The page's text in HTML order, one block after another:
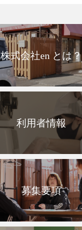
株式会社en とは？
利用者情報
募集要項